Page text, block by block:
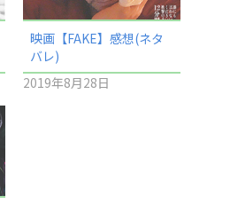
映画【FAKE】感想(ネタ
バレ)
2019年8月28日